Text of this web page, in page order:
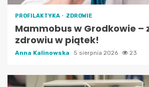
PROFILAKTYKA ZDROWIE
Mammobus w Grodkowie –
zdrowiu w piątek!
Anna Kalinowska 5 sierpnia 2026 23